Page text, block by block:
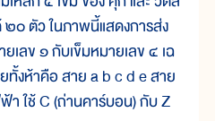
๐ ตัว ในภาพนี้แสดงการส่ง
เลข ๑ กับเข็มหมายเลข ๔ เฉ
งห้าคือ สาย a b c d e สาย
ใช้ C (ถ่านคาร์บอน) กับ Z